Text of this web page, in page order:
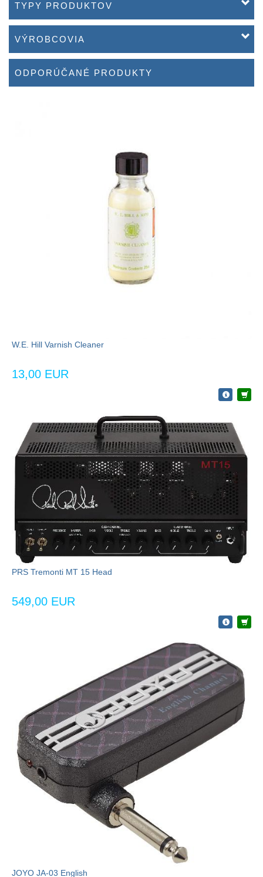
TYPY PRODUKTOV
VÝROBCOVIA
ODPORÚČANÉ PRODUKTY
W.E. Hill Varnish Cleaner
13,00 EUR
PRS Tremonti MT 15 Head
549,00 EUR
JOYO JA-03 English